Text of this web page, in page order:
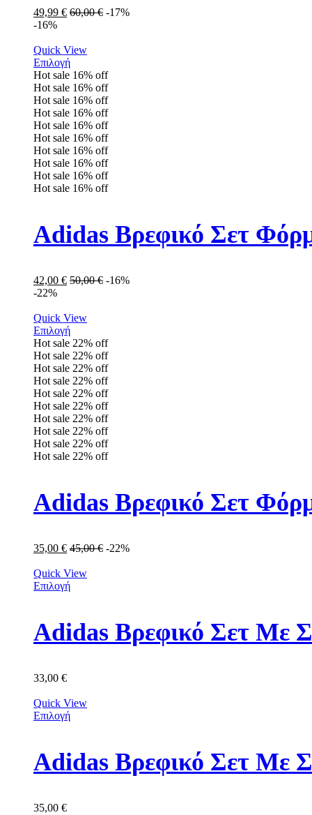
49,99 € 60,00€ -17%
-16%
Quick View
Επιλογή
Hot sale 16% off
Hot sale 16% off
Hot sale 16% off
Hot sale 16% off
Hot sale 16% off
Hot sale 16% off
Hot sale 16% off
Hot sale 16% off
Hot sale 16% off
Hot sale 16% off
Adidas Βρεφικό Σετ
42,00 € 50,00€ -16%
-22%
Quick View
Επιλογή
Hot sale 22% off
Hot sale 22% off
Hot sale 22% off
Hot sale 22% off
Hot sale 22% off
Hot sale 22% off
Hot sale 22% off
Hot sale 22% off
Hot sale 22% off
Hot sale 22% off
Adidas Βρεφικό Σετ
35,00 € 45,00€ -22%
Quick View
Επιλογή
Adidas Βρεφικό Σετ Με
33,00 €
Quick View
Επιλογή
Adidas Βρεφικό Σετ Με
35,00 €